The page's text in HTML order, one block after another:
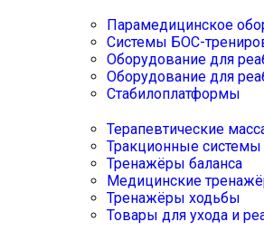
Парамедицинское
Системы БОС-
Оборудование для
Оборудование для
Стабилоплатформы
Терапевтические
Тракционные системы
Тренажёры баланса
Медицинские
Тренажёры ходьбы
Товары для ухода и